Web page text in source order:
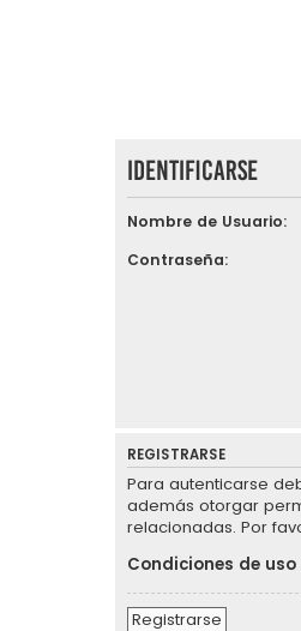
Identificarse
Nombre de Usuario:
Contraseña:
REGISTRARSE
Para autenticarse
además otorgar
relacionadas. Por
Condiciones de uso
Registrarse